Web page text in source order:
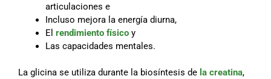
articulaciones e
Incluso mejora la energía diurna,
El rendimiento físico y
Las capacidades mentales.
La glicina se utiliza durante la biosíntesis de la creatina,